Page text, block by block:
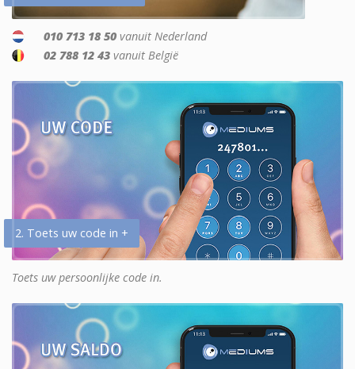
010 713 18 50 vanuit Nederland
02 788 12 43 vanuit België
2. Toets uw code in +
Toets uw persoonlijke code in.